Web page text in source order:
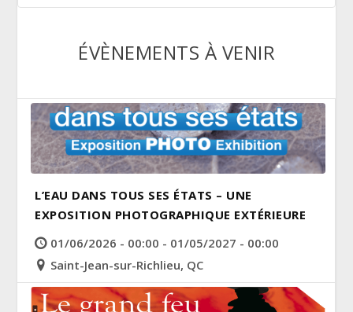
ÉVÈNEMENTS À VENIR
L’EAU DANS TOUS SES ÉTATS – UNE
EXPOSITION PHOTOGRAPHIQUE EXTÉRIEURE
01/06/2026 - 00:00 - 01/05/2027 - 00:00
Saint-Jean-sur-Richlieu, QC